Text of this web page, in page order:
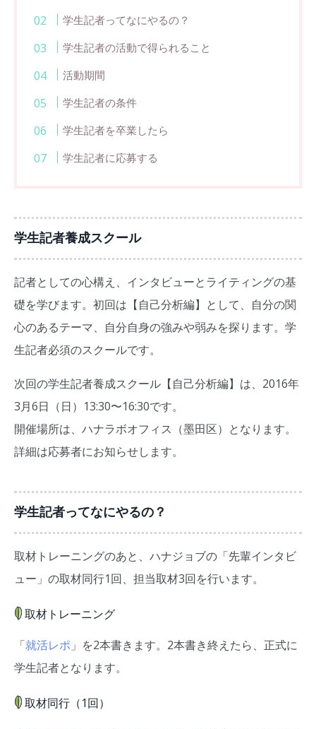
学生記者ってなにやるの？
学生記者の活動で得られること
活動期間
学生記者の条件
学生記者を卒業したら
学生記者に応募する
学生記者養成スクール
記者としての心構え、インタビューとライティングの基
礎を学びます。初回は【自己分析編】として、自分の関
心のあるテーマ、自分自身の強みや弱みを探ります。学
生記者必須のスクールです。
次回の学生記者養成スクール【自己分析編】は、2016年
3月6日（日）13:30〜16:30です。
開催場所は、ハナラボオフィス（墨田区）となります。
詳細は応募者にお知らせします。
学生記者ってなにやるの？
取材トレーニングのあと、ハナジョブの「先輩インタビ
ュー」の取材同行1回、担当取材3回を行います。
取材トレーニング
「就活レポ 」を2本書きます。2本書き終えたら、正式に
学生記者となります。
取材同行（1回）